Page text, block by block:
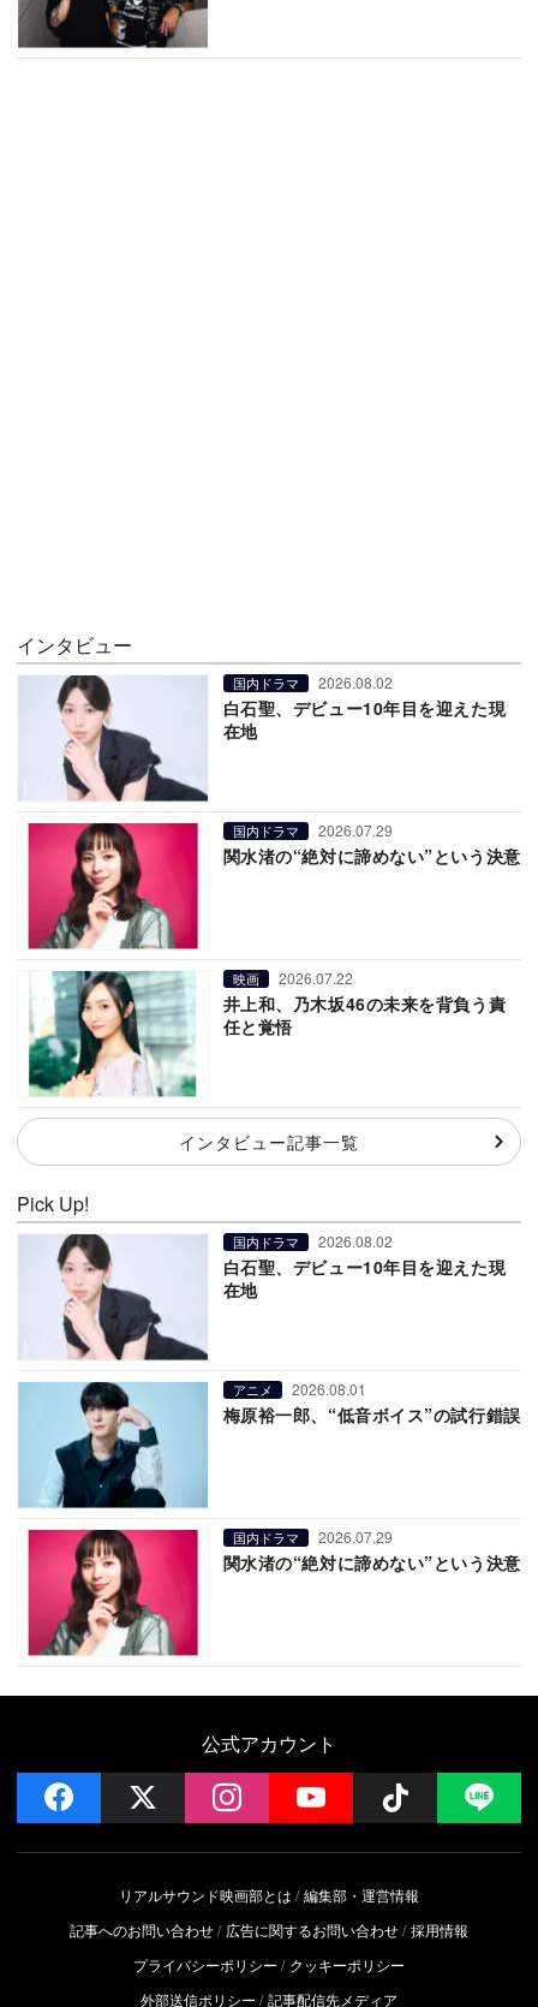
インタビュー
国内ドラマ 2026.08.02
白石聖、デビュー10年目を迎えた現
在地
国内ドラマ 2026.07.29
関水渚の“絶対に諦めない”という決意
映画 2026.07.22
井上和、乃木坂46の未来を背負う責
任と覚悟
インタビュー記事一覧
Pick Up!
国内ドラマ 2026.08.02
白石聖、デビュー10年目を迎えた現
在地
アニメ 2026.08.01
梅原裕一郎、“低音ボイス”の試行錯誤
国内ドラマ 2026.07.29
関水渚の“絶対に諦めない”という決意
公式アカウント
facebook instagramYouTube Follow
リアルサウンド映画部とは
編集部・運営情報
記事へのお問い合わせ
広告に関するお問い合わせ 採用情報
プライバシーポリシー
クッキーポリシー
外部送信ポリシー
記事配信先メディア